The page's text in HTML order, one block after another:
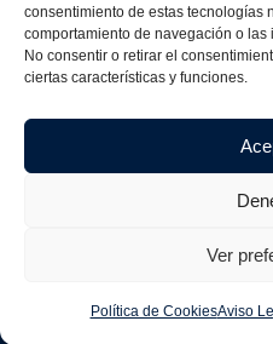
consentimiento de estas tecnologías
comportamiento de navegación o
No consentir o retirar el
ciertas características y funciones.
Ver
Política de CookiesAviso
Cuadro
Diseño de Cuadros Eléctricos